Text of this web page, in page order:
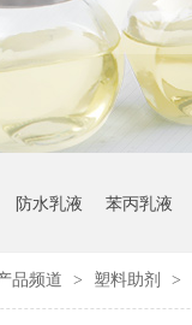
防水乳液 苯丙乳液
品频道 > 塑料助剂 >